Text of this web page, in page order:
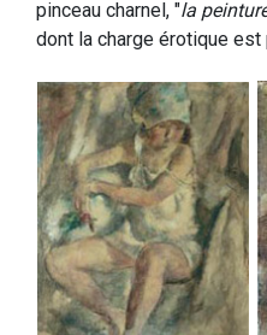
pinceau charnel, "la
dont la charge érotique est